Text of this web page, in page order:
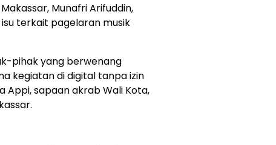
Munafri Arifuddin,
terkait pagelaran musik
pihak yang berwenang
kegiatan di digital tanpa izin
Appi, sapaan akrab Wali Kota,